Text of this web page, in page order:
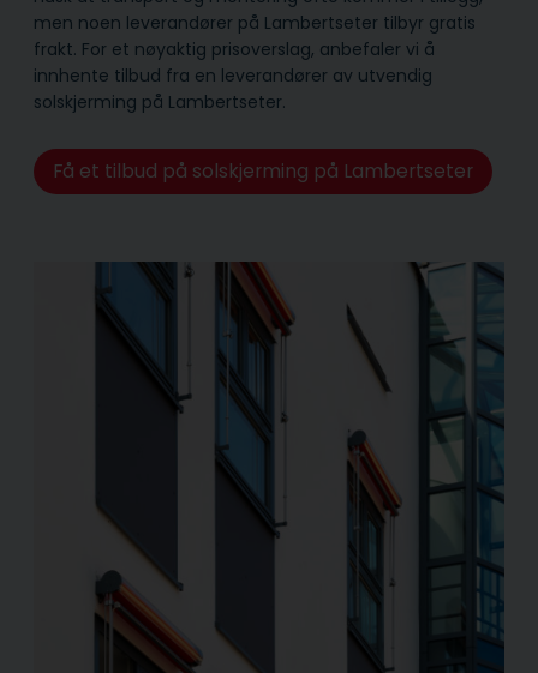
men noen leverandører på Lambertseter tilbyr gratis
frakt. For et nøyaktig prisoverslag, anbefaler vi å
innhente tilbud fra en leverandører av utvendig
solskjerming på Lambertseter.
Få et tilbud på solskjerming på Lambertseter